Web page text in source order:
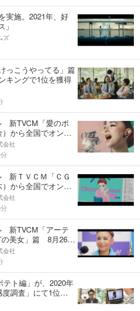
実施。2021年、好
ズ
っこうやってる」篇
キングで1位を獲得
新TVCM「愛のポ
から全国でオンエ
会社
新ＴＶＣＭ「ＣＧ
から全国でオンエ
会社
新TVCM「アーテ
の美女」篇 8月26日
開始
会社
ト編」が、2020年
調査」にて1位を